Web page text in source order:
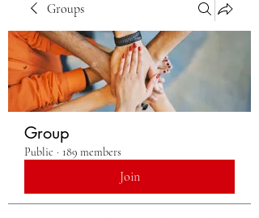
Groups
Group
Public · 189 members
Join